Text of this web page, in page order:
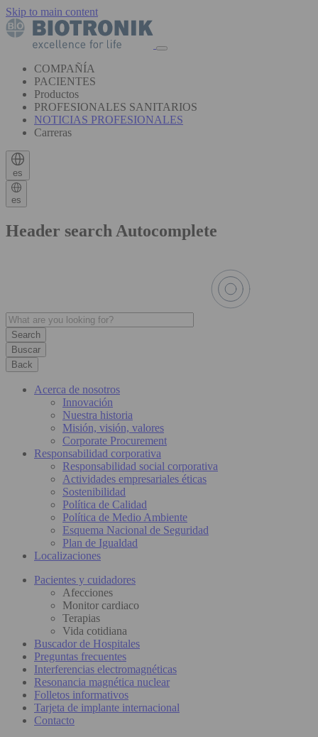
Skip to main content
COMPAÑÍA
PACIENTES
Productos
PROFESIONALES SANITARIOS
NOTICIAS PROFESIONALES
Carreras
es
es
Header search Autocomplete
Buscar
Back
Acerca de nosotros
Innovación
Nuestra historia
Misión, visión, valores
Corporate Procurement
Responsabilidad corporativa
Responsabilidad social corporativa
Actividades empresariales éticas
Sostenibilidad
Política de Calidad
Política de Medio Ambiente
Esquema Nacional de Seguridad
Plan de Igualdad
Localizaciones
Pacientes y cuidadores
Afecciones
Monitor cardiaco
Terapias
Vida cotidiana
Buscador de Hospitales
Preguntas frecuentes
Interferencias electromagnéticas
Resonancia magnética nuclear
Folletos informativos
Tarjeta de implante internacional
Contacto